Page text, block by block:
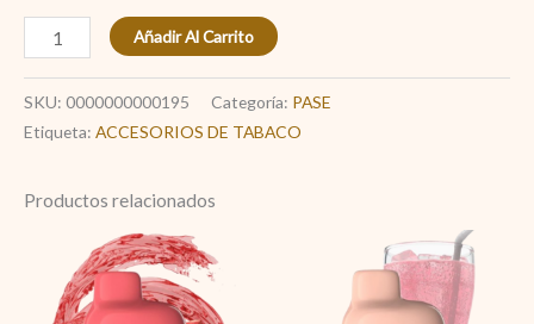
Añadir Al Carrito
SKU: 0000000000195 Categoría: PASE
Etiqueta: ACCESORIOS DE TABACO
Productos relacionados
Waka
Pink
Limonade